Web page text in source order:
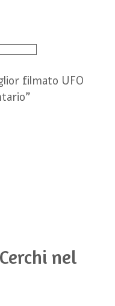
filmato UFO
nel